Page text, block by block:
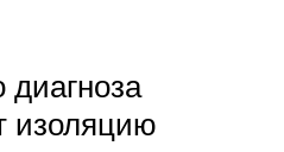
диагноза
изоляцию